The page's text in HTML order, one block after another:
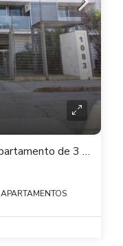
NUEVO INGRESO! Hermoso Apartamento de 3 dorm 2 baños y doble cochera – Prado Sur
APARTAMENTOS